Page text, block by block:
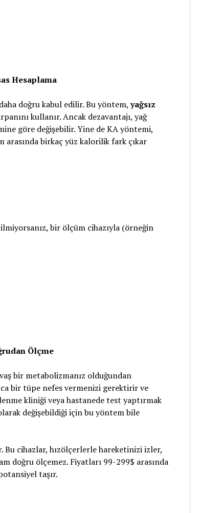
Hesaplama
doğru kabul edilir. Bu yöntem,yağsız
kullanır. Ancak dezavantajı, yağ
göre değişebilir. Yine de KA yöntemi,
birkaç yüz kalorilik fark çıkar
bir ölçüm cihazıyla (örneğin
Ölçme
bir metabolizmanız olduğundan
bir tüpe nefes vermenizi gerektirir ve
kliniği veya hastanede test yaptırmak
değişebildiği için bu yöntem bile
Bu cihazlar, hızölçerlerle hareketinizi izler,
doğru ölçemez. Fiyatları 99-299$ arasında
taşır.